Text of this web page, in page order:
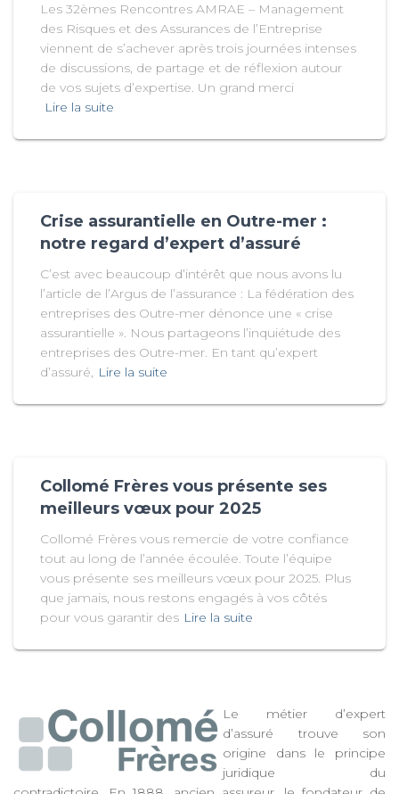
Les 32èmes Rencontres AMRAE – Management
des Risques et des Assurances de l’Entreprise
viennent de s’achever après trois journées intenses
de discussions, de partage et de réflexion autour
de vos sujets d’expertise. Un grand merci
Lire la suite
Crise assurantielle en Outre-mer :
notre regard d’expert d’assuré
C’est avec beaucoup d’intérêt que nous avons lu
l’article de l’Argus de l’assurance : La fédération des
entreprises des Outre-mer dénonce une « crise
assurantielle ». Nous partageons l’inquiétude des
entreprises des Outre-mer. En tant qu’expert
d’assuré, Lire la suite
Collomé Frères vous présente ses
meilleurs vœux pour 2025
Collomé Frères vous remercie de votre confiance
tout au long de l’année écoulée. Toute l’équipe
vous présente ses meilleurs vœux pour 2025. Plus
que jamais, nous restons engagés à vos côtés
pour vous garantir des Lire la suite
Le métier d’expert
d’assuré trouve son
origine dans le principe
juridique du